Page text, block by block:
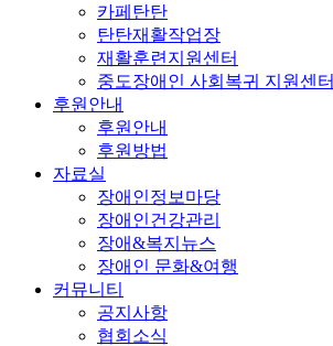
카페탄탄
탄탄재활작업장
재활훈련지원센터
중도장애인 사회복귀 지원센터
후원안내
후원안내
후원방법
자료실
장애인정보마당
장애인건강관리
장애&복지뉴스
장애인 문화&여행
커뮤니티
공지사항
협회소식